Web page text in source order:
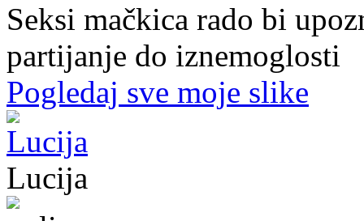
Seksi mačkica rado bi
partijanje do iznemoglosti
Pogledaj sve moje slike
Lucija